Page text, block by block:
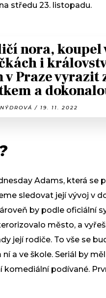
středu 23. listopadu.
nora, koupel
i
v Praze vyrazit
a
/ 19. 11. 2022
Adams, která se
sledovat její vývoj v
by podle oficiální
město, a
její rodiče. To vše se
a ve škole. Seriál by
podívané.